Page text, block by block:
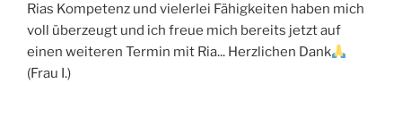
Rias Kompetenz und vielerlei Fähigkeiten haben mich
voll überzeugt und ich freue mich bereits jetzt auf
einen weiteren Termin mit Ria... Herzlichen Dank
(Frau I.)